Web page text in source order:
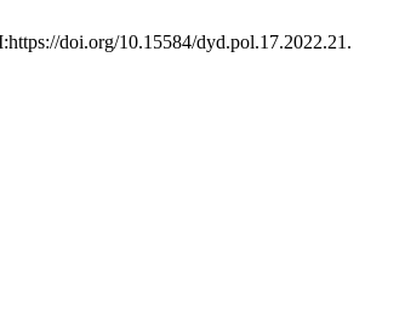
doi.org/10.15584/dyd.pol.17.2022.21.